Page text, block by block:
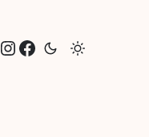
Instagram
Facebook